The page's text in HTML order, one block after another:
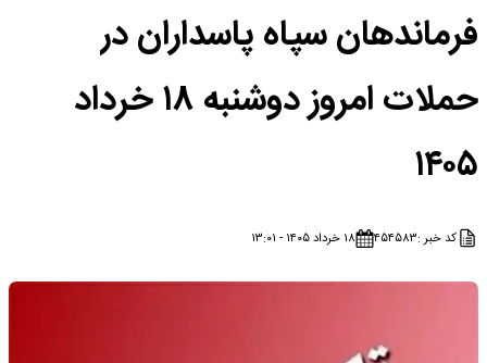
فرماندهان سپاه پاسداران در
حملات امروز دوشنبه ۱۸ خرداد
۱۴۰۵
کد خبر :۴۵۴۵۸۳ ۱۸ خرداد ۱۴۰۵ - ۱۳:۰۱